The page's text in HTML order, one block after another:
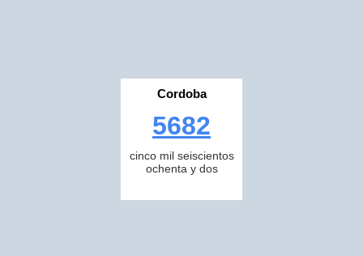
Cordoba
5682
cinco mil seiscientos
ochenta y dos